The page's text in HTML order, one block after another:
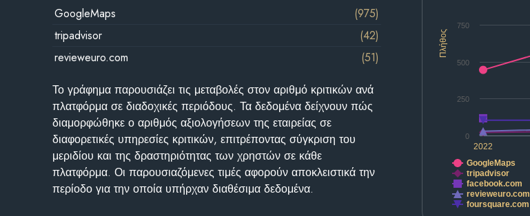
Πλήθος
2022
0
250
500
750
GoogleMaps
tripadvisor
facebook.com
revieweuro.com
foursquare.com
GoogleMaps
(975)
tripadvisor
(42)
revieweuro.com
(51)
Το γράφημα παρουσιάζει τις μεταβολές στον αριθμό κριτικών ανά
πλατφόρμα σε διαδοχικές περιόδους. Τα δεδομένα δείχνουν πώς
διαμορφώθηκε ο αριθμός αξιολογήσεων της εταιρείας σε
διαφορετικές υπηρεσίες κριτικών, επιτρέποντας σύγκριση του
μεριδίου και της δραστηριότητας των χρηστών σε κάθε
πλατφόρμα. Οι παρουσιαζόμενες τιμές αφορούν αποκλειστικά την
περίοδο για την οποία υπήρχαν διαθέσιμα δεδομένα.